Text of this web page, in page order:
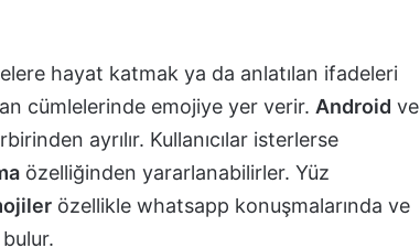
hayat katmak ya da anlatılan ifadeleri
cümlelerinde emojiye yer verir. Android ve
ayrılır. Kullanıcılar isterlerse
özelliğinden yararlanabilirler. Yüz
özellikle whatsapp konuşmalarında ve